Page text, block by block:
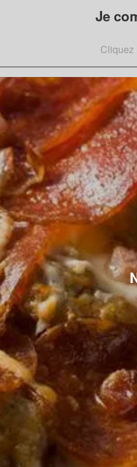
Je
Cliquez